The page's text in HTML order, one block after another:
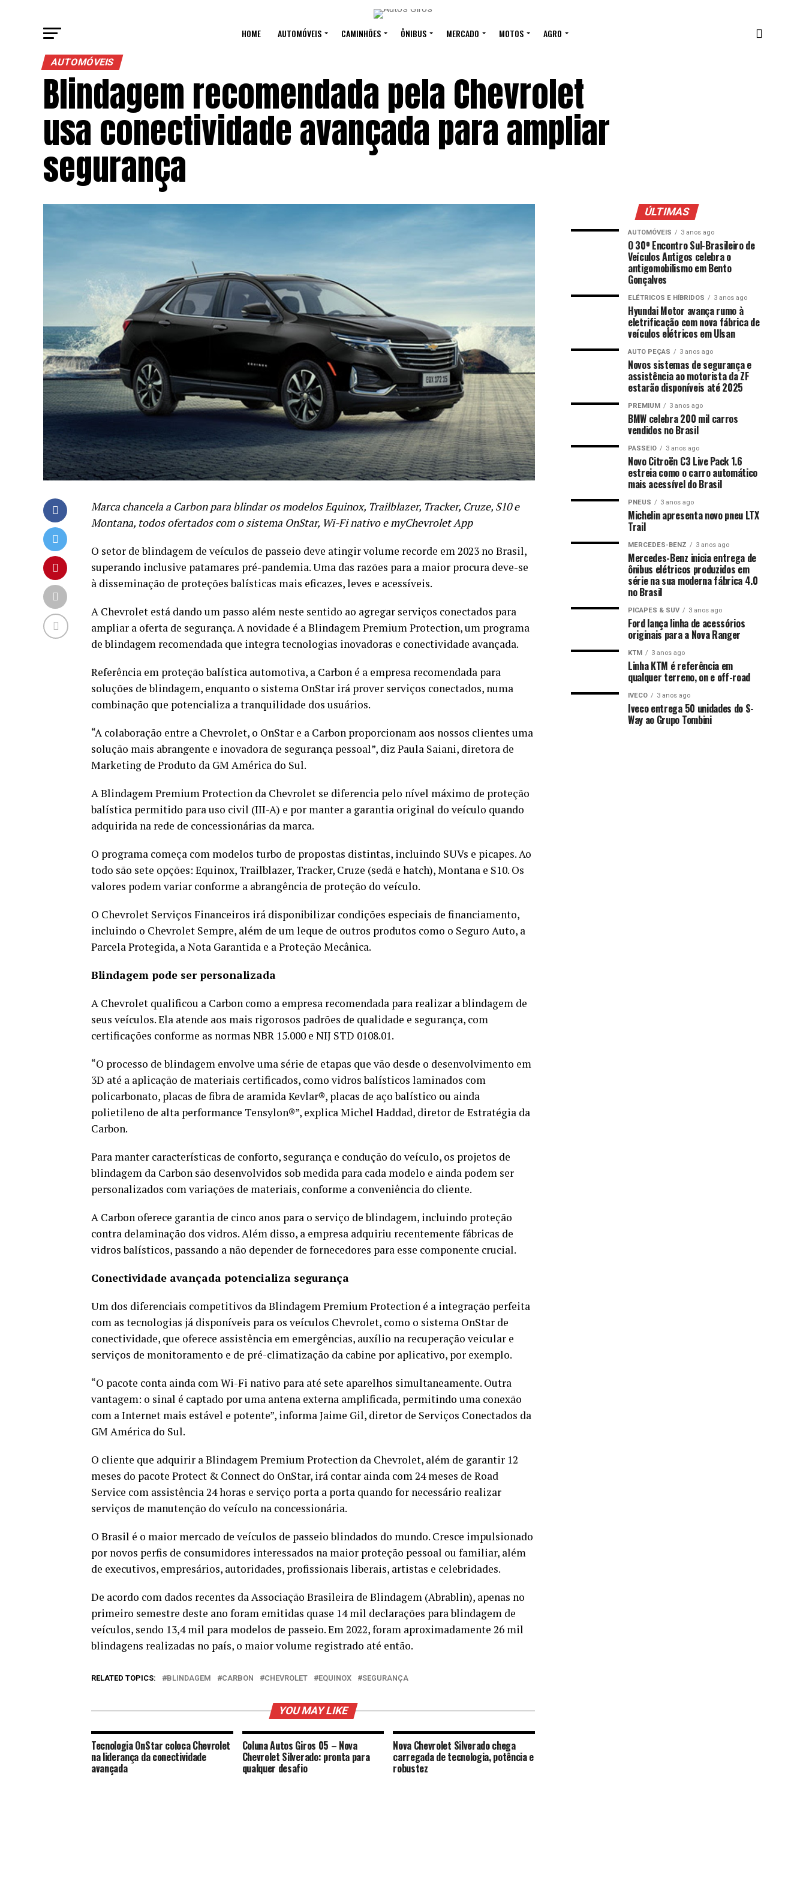
HOME AUTOMÓVEIS CAMINHÕES ÔNIBUS MERCADO MOTOS AGRO
AUTOMÓVEIS
Blindagem recomendada pela Chevrolet
usa conectividade avançada para ampliar
segurança
Marca chancela a Carbon para blindar os modelos Equinox, Trailblazer, Tracker, Cruze, S10 e
Montana, todos ofertados com o sistema OnStar, Wi-Fi nativo e myChevrolet App
O setor de blindagem de veículos de passeio deve atingir volume recorde em 2023 no Brasil,
superando inclusive patamares pré-pandemia. Uma das razões para a maior procura deve-se
à disseminação de proteções balísticas mais eficazes, leves e acessíveis.
A Chevrolet está dando um passo além neste sentido ao agregar serviços conectados para
ampliar a oferta de segurança. A novidade é a Blindagem Premium Protection, um programa
de blindagem recomendada que integra tecnologias inovadoras e conectividade avançada.
Referência em proteção balística automotiva, a Carbon é a empresa recomendada para
soluções de blindagem, enquanto o sistema OnStar irá prover serviços conectados, numa
combinação que potencializa a tranquilidade dos usuários.
“A colaboração entre a Chevrolet, o OnStar e a Carbon proporcionam aos nossos clientes uma
solução mais abrangente e inovadora de segurança pessoal”, diz Paula Saiani, diretora de
Marketing de Produto da GM América do Sul.
A Blindagem Premium Protection da Chevrolet se diferencia pelo nível máximo de proteção
balística permitido para uso civil (III-A) e por manter a garantia original do veículo quando
adquirida na rede de concessionárias da marca.
O programa começa com modelos turbo de propostas distintas, incluindo SUVs e picapes. Ao
todo são sete opções: Equinox, Trailblazer, Tracker, Cruze (sedã e hatch), Montana e S10. Os
valores podem variar conforme a abrangência de proteção do veículo.
O Chevrolet Serviços Financeiros irá disponibilizar condições especiais de financiamento,
incluindo o Chevrolet Sempre, além de um leque de outros produtos como o Seguro Auto, a
Parcela Protegida, a Nota Garantida e a Proteção Mecânica.
Blindagem pode ser personalizada
A Chevrolet qualificou a Carbon como a empresa recomendada para realizar a blindagem de
seus veículos. Ela atende aos mais rigorosos padrões de qualidade e segurança, com
certificações conforme as normas NBR 15.000 e NIJ STD 0108.01.
“O processo de blindagem envolve uma série de etapas que vão desde o desenvolvimento em
3D até a aplicação de materiais certificados, como vidros balísticos laminados com
policarbonato, placas de fibra de aramida Kevlar®, placas de aço balístico ou ainda
polietileno de alta performance Tensylon®”, explica Michel Haddad, diretor de Estratégia da
Carbon.
Para manter características de conforto, segurança e condução do veículo, os projetos de
blindagem da Carbon são desenvolvidos sob medida para cada modelo e ainda podem ser
personalizados com variações de materiais, conforme a conveniência do cliente.
A Carbon oferece garantia de cinco anos para o serviço de blindagem, incluindo proteção
contra delaminação dos vidros. Além disso, a empresa adquiriu recentemente fábricas de
vidros balísticos, passando a não depender de fornecedores para esse componente crucial.
Conectividade avançada potencializa segurança
Um dos diferenciais competitivos da Blindagem Premium Protection é a integração perfeita
com as tecnologias já disponíveis para os veículos Chevrolet, como o sistema OnStar de
conectividade, que oferece assistência em emergências, auxílio na recuperação veicular e
serviços de monitoramento e de pré-climatização da cabine por aplicativo, por exemplo.
“O pacote conta ainda com Wi-Fi nativo para até sete aparelhos simultaneamente. Outra
vantagem: o sinal é captado por uma antena externa amplificada, permitindo uma conexão
com a Internet mais estável e potente”, informa Jaime Gil, diretor de Serviços Conectados da
GM América do Sul.
O cliente que adquirir a Blindagem Premium Protection da Chevrolet, além de garantir 12
meses do pacote Protect & Connect do OnStar, irá contar ainda com 24 meses de Road
Service com assistência 24 horas e serviço porta a porta quando for necessário realizar
serviços de manutenção do veículo na concessionária.
O Brasil é o maior mercado de veículos de passeio blindados do mundo. Cresce impulsionado
por novos perfis de consumidores interessados na maior proteção pessoal ou familiar, além
de executivos, empresários, autoridades, profissionais liberais, artistas e celebridades.
De acordo com dados recentes da Associação Brasileira de Blindagem (Abrablin), apenas no
primeiro semestre deste ano foram emitidas quase 14 mil declarações para blindagem de
veículos, sendo 13,4 mil para modelos de passeio. Em 2022, foram aproximadamente 26 mil
blindagens realizadas no país, o maior volume registrado até então.
RELATED TOPICS: BLINDAGEM CARBON CHEVROLET EQUINOX SEGURANÇA
YOU MAY LIKE
Tecnologia OnStar coloca Chevrolet
na liderança da conectividade
avançada
Coluna Autos Giros 05 – Nova
Chevrolet Silverado: pronta para
qualquer desafio
Nova Chevrolet Silverado chega
carregada de tecnologia, potência e
robustez
ÚLTIMAS
AUTOMÓVEIS 3 anos ago
O 30º Encontro Sul-Brasileiro de
Veículos Antigos celebra o
antigomobilismo em Bento
Gonçalves
ELÉTRICOS E HÍBRIDOS 3 anos ago
Hyundai Motor avança rumo à
eletrificação com nova fábrica de
veículos elétricos em Ulsan
AUTO PEÇAS 3 anos ago
Novos sistemas de segurança e
assistência ao motorista da ZF
estarão disponíveis até 2025
PREMIUM 3 anos ago
BMW celebra 200 mil carros
vendidos no Brasil
PASSEIO 3 anos ago
Novo Citroën C3 Live Pack 1.6
estreia como o carro automático
mais acessível do Brasil
PNEUS 3 anos ago
Michelin apresenta novo pneu LTX
Trail
MERCEDES-BENZ 3 anos ago
Mercedes-Benz inicia entrega de
ônibus elétricos produzidos em
série na sua moderna fábrica 4.0
no Brasil
PICAPES & SUV 3 anos ago
Ford lança linha de acessórios
originais para a Nova Ranger
KTM 3 anos ago
Linha KTM é referência em
qualquer terreno, on e off-road
IVECO 3 anos ago
Iveco entrega 50 unidades do S-
Way ao Grupo Tombini